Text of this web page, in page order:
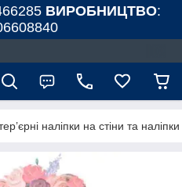
ВИРОБНИЦТВО:
наліпки на стіни та